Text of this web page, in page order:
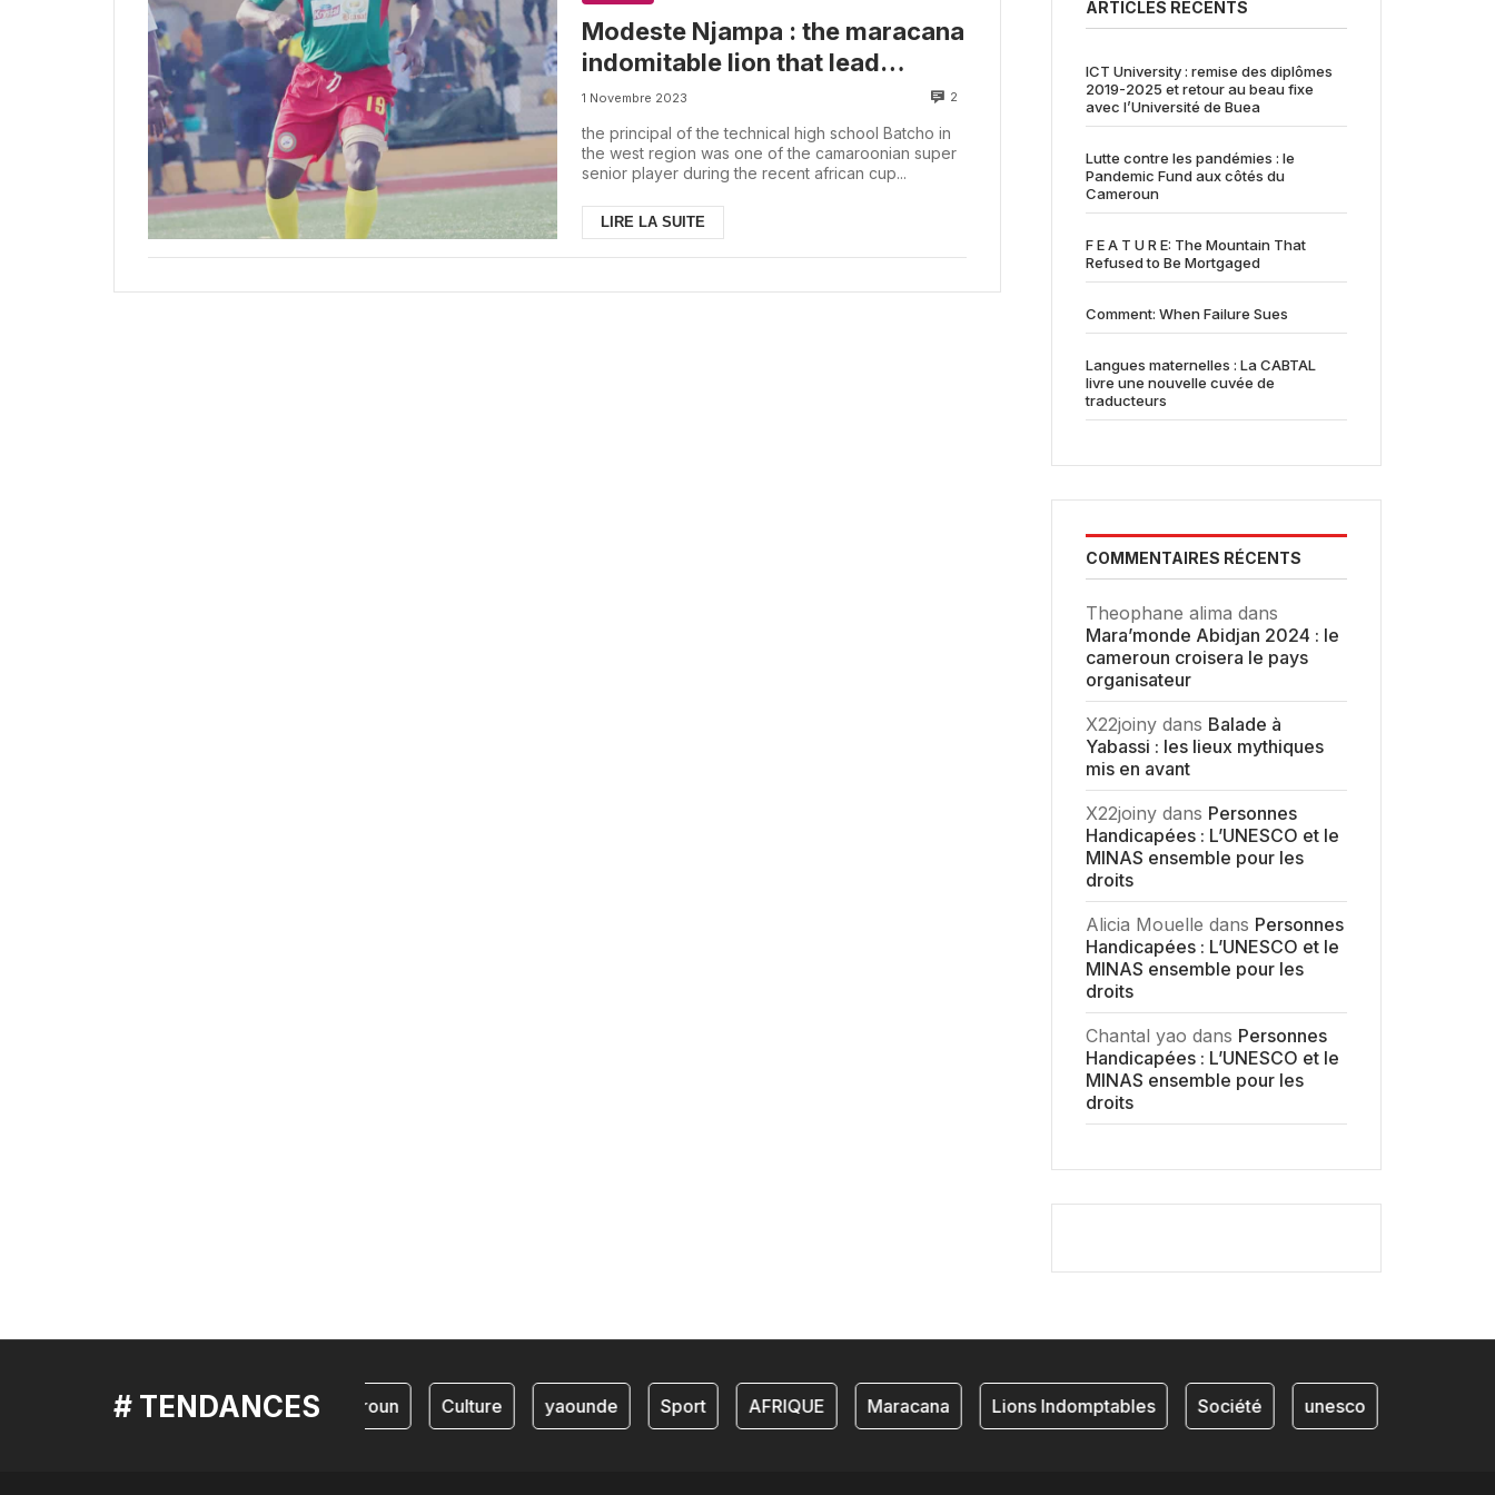
Modeste Njampa : the maracana
indomitable lion that lead
students to excellent results
1 Novembre 2023 2
the principal of the technical high school Batcho in
the west region was one of the camaroonian super
senior player during the recent african cup...
LIRE LA SUITE
ARTICLES RÉCENTS
ICT University : remise des diplômes
2019-2025 et retour au beau fixe
avec l’Université de Buea
Lutte contre les pandémies : le
Pandemic Fund aux côtés du
Cameroun
F E A T U R E: The Mountain That
Refused to Be Mortgaged
Comment: When Failure Sues
Langues maternelles : La CABTAL
livre une nouvelle cuvée de
traducteurs
COMMENTAIRES RÉCENTS
Theophane alima dans
Mara’monde Abidjan 2024 : le
cameroun croisera le pays
organisateur
X22joiny dans Balade à
Yabassi : les lieux mythiques
mis en avant
X22joiny dans Personnes
Handicapées : L’UNESCO et le
MINAS ensemble pour les
droits
Alicia Mouelle dans Personnes
Handicapées : L’UNESCO et le
MINAS ensemble pour les
droits
Chantal yao dans Personnes
Handicapées : L’UNESCO et le
MINAS ensemble pour les
droits
# TENDANCEScameroun Culture yaounde Sport AFRIQUE Maracana Lions Indomptables Société unesco